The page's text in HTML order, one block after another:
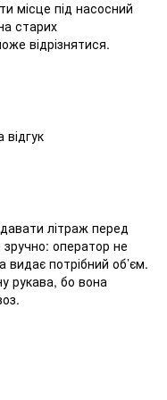
місце під насосний
старих
відрізнятися.
літраж перед
оператор не
видає потрібний об’єм.
рукава, бо вона